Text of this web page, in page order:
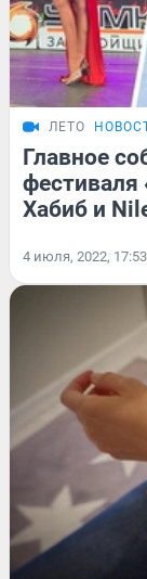
ЛЕТО
Главное
Хабиб и
4 июля, 2022, 17:53